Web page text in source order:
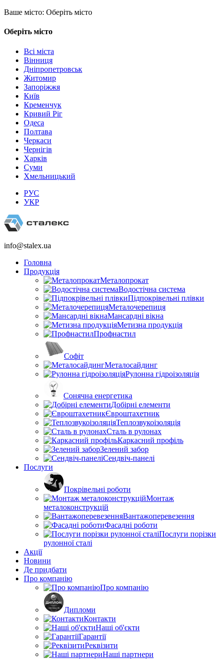
Ваше місто: Оберіть місто
Оберіть місто
Всі міста
Вінниця
Дніпропетровськ
Житомир
Запоріжжя
Київ
Кременчук
Кривий Ріг
Одеса
Полтава
Черкаси
Чернігів
Харків
Суми
Хмельницький
РУС
УКР
info@stalex.ua
Головна
Продукція
Металопрокат
Водостічна система
Підпокрівельні плівки
Металочерепиця
Мансардні вікна
Метизна продукція
Профнастил
Софіт
Металосайдинг
Рулонна гідроізоляція
Сонячна енергетика
Добірні елементи
Євроштахетник
Теплозвукоізоляція
Сталь в рулонах
Каркасний профіль
Зелений забор
Сендвіч-панелі
Послуги
Покрівельні роботи
Монтаж
металоконструкцій
Вантажоперевезення
Фасадні роботи
Послуги порізки
рулонної сталі
Акції
Новини
Де придбати
Про компанію
Про компанію
Дипломи
Контакти
Наші об'єкти
Гарантії
Реквізити
Наші партнери